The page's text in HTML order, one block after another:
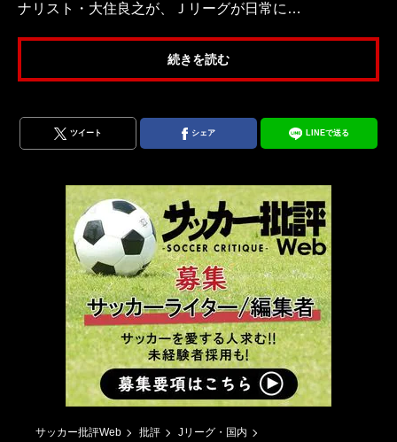
ナリスト・大住良之が、Ｊリーグが日常に…
続きを読む
ツイート シェア LINEで送る
サッカー批評Web 批評
Jリーグ・国内